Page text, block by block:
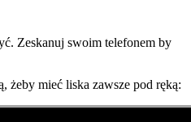
Zeskanuj swoim telefonem by
żeby mieć liska zawsze pod ręką: